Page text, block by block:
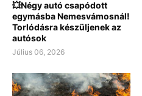
💥Négy autó csapódott
egymásba Nemesvámosnál!
Torlódásra készüljenek az
autósok
Július 06, 2026